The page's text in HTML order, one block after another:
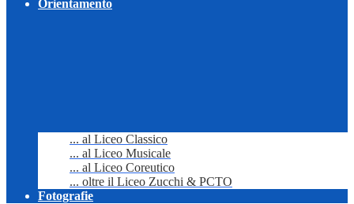
Orientamento
... al Liceo Classico
... al Liceo Musicale
... al Liceo Coreutico
... oltre il Liceo Zucchi & PCTO
Fotografie